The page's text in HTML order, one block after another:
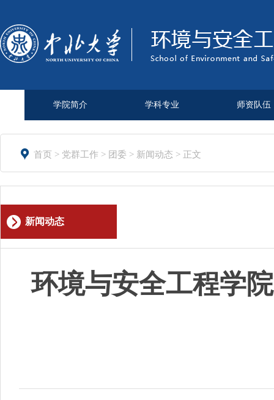
学院简介 学科专业 师资队伍
 首页 > 党群工作 > 团委 > 新闻动态 > 正文
新闻动态
环境与安全工程学